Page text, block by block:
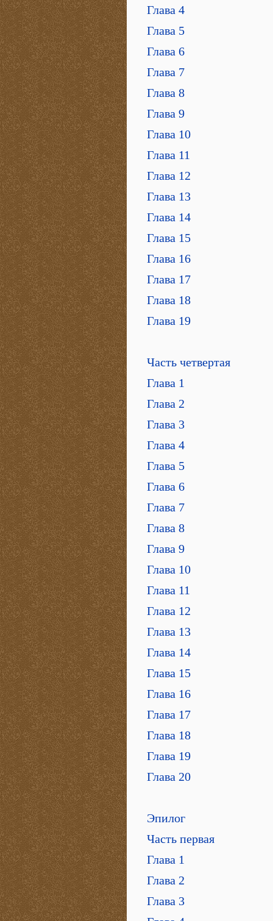
Глава 4
Глава 5
Глава 6
Глава 7
Глава 8
Глава 9
Глава 10
Глава 11
Глава 12
Глава 13
Глава 14
Глава 15
Глава 16
Глава 17
Глава 18
Глава 19
Часть четвертая
Глава 1
Глава 2
Глава 3
Глава 4
Глава 5
Глава 6
Глава 7
Глава 8
Глава 9
Глава 10
Глава 11
Глава 12
Глава 13
Глава 14
Глава 15
Глава 16
Глава 17
Глава 18
Глава 19
Глава 20
Эпилог
Часть первая
Глава 1
Глава 2
Глава 3